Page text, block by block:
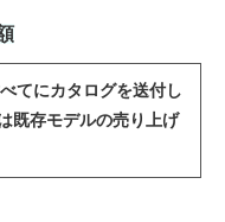
てにカタログを送付し
既存モデルの売り上げ